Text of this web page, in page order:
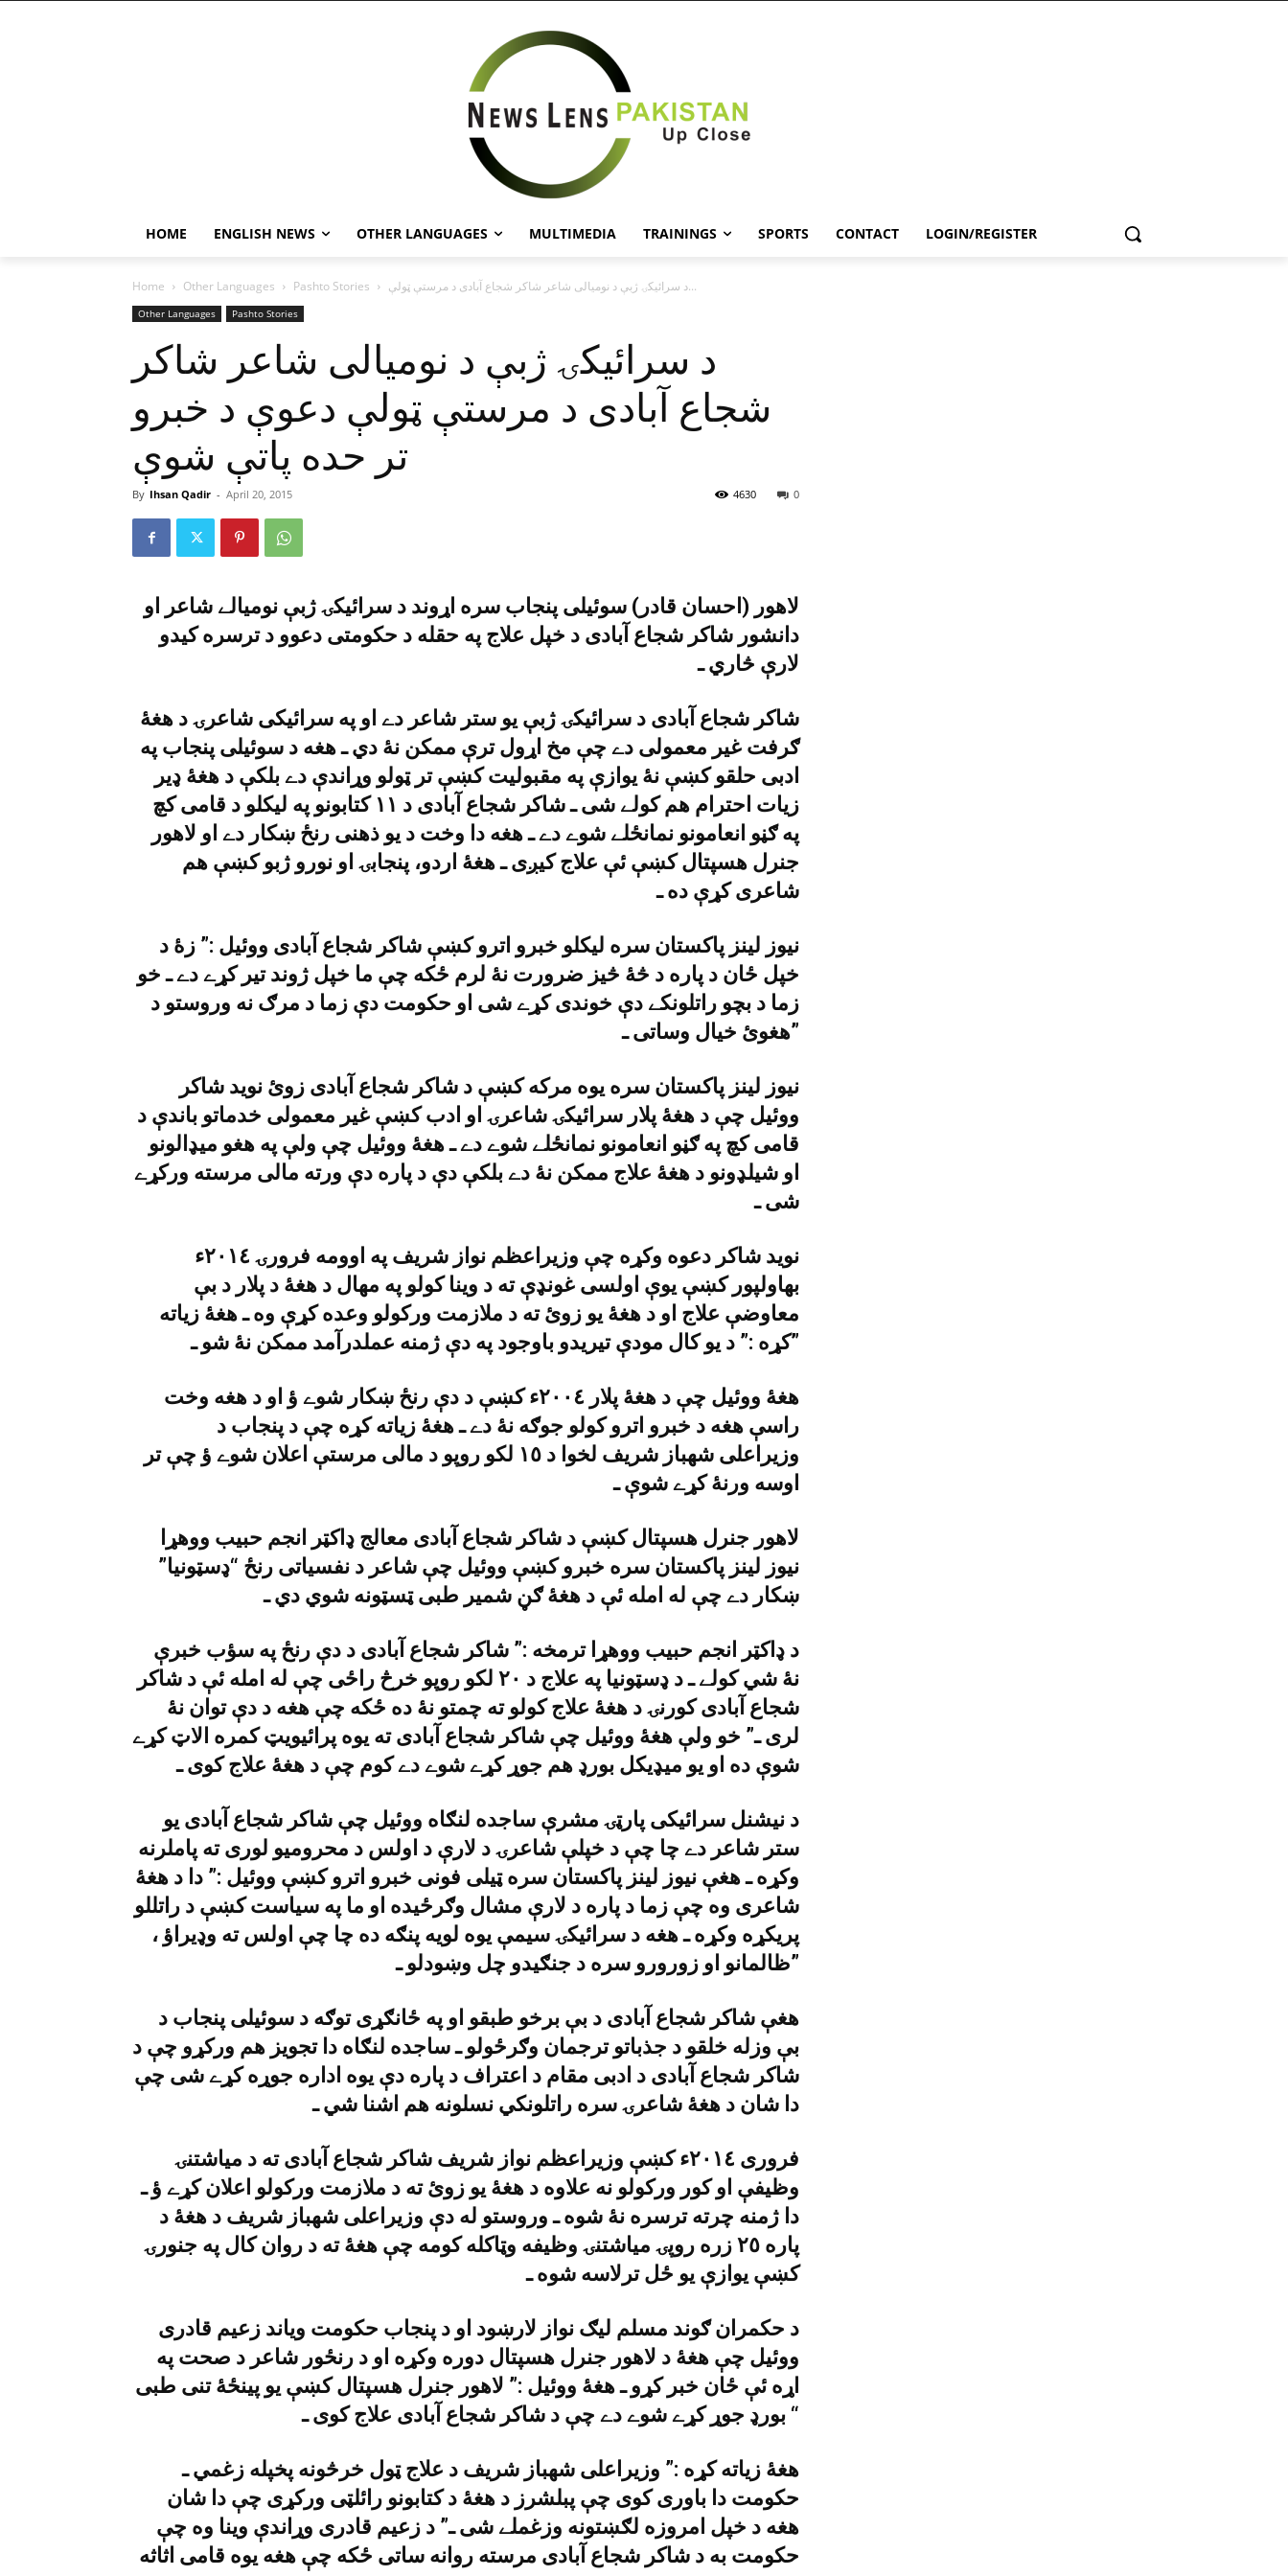
HOME ENGLISH NEWS OTHER LANGUAGES MULTIMEDIA TRAININGS SPORTS CONTACT LOGIN/REGISTER
Home Other Languages Pashto Stories د سرائيکۍ ژبې د نوميالى شاعر شاکر شجاع آبادى د مرستې ټولې...
Other Languages Pashto Stories
د سرائيکۍ ژبې د نوميالى شاعر شاکر
شجاع آبادى د مرستې ټولې دعوې د خبرو
تر حده پاتې شوې
By Ihsan Qadir - April 20, 2015 0
4630
لاهور (احسان قادر) سوئيلى پنجاب سره اړوند د سرائيکۍ ژبې نوميالے شاعر او
دانشور شاکر شجاع آبادى د خپل علاج په حقله د حکومتى دعوو د ترسره کيدو
لارې څاري ـ
شاکر شجاع آبادى د سرائيکۍ ژبې يو ستر شاعر دے او په سرائيکى شاعرۍ د هغۀ
ګرفت غير معمولى دے چې مخ اړول ترې ممکن نۀ دي ـ هغه د سوئيلى پنجاب په
ادبى حلقو کښې نۀ يوازې په مقبوليت کښې تر ټولو وړاندې دے بلکې د هغۀ ډير
زيات احترام هم کولے شى ـ شاکر شجاع آبادى د ١١ کتابونو په ليکلو د قامى کچ
په ګڼو انعامونو نمانځلے شوے دے ـ هغه دا وخت د يو ذهنى رنځ ښکار دے او لاهور
جنرل هسپتال کښې ئې علاج کيږى ـ هغۀ اردو، پنجابۍ او نورو ژبو کښې هم
شاعرى کړې ده ـ
نيوز لينز پاکستان سره ليکلو خبرو اترو کښې شاکر شجاع آبادى ووئيل :” زۀ د
خپل ځان د پاره د څۀ څيز ضرورت نۀ لرم ځکه چې ما خپل ژوند تير کړے دے ـ خو
زما د بچو راتلونکے دې خوندى کړے شى او حکومت دې زما د مرګ نه وروستو د
هغوئ خيال وساتى ـ”
نيوز لينز پاکستان سره يوه مرکه کښې د شاکر شجاع آبادى زوئ نويد شاکر
ووئيل چې د هغۀ پلار سرائيکۍ شاعرۍ او ادب کښې غير معمولى خدماتو باندې د
قامى کچ په ګڼو انعامونو نمانځلے شوے دے ـ هغۀ ووئيل چې ولې په هغو ميډالونو
او شيلډونو د هغۀ علاج ممکن نۀ دے بلکې دې د پاره دې ورته مالى مرسته ورکړے
شى ـ
نويد شاکر دعوه وکړه چې وزيراعظم نواز شريف په اوومه فرورۍ ٢٠١٤ء
بهاولپور کښې يوې اولسى غونډې ته د وينا کولو په مهال د هغۀ د پلار د بې
معاوضې علاج او د هغۀ يو زوئ ته د ملازمت ورکولو وعده کړې وه ـ هغۀ زياته
کړه :” د يو کال مودې تيريدو باوجود په دې ژمنه عملدرآمد ممکن نۀ شو ـ”
هغۀ ووئيل چې د هغۀ پلار ٢٠٠٤ء کښې د دې رنځ ښکار شوے ؤ او د هغه وخت
راسې هغه د خبرو اترو کولو جوګه نۀ دے ـ هغۀ زياته کړه چې د پنجاب د
وزيراعلى شهباز شريف لخوا د ١٥ لکو روپو د مالى مرستې اعلان شوے ؤ چې تر
اوسه ورنۀ کړے شوې ـ
لاهور جنرل هسپتال کښې د شاکر شجاع آبادى معالج ډاکټر انجم حبيب ووهړا
نيوز لينز پاکستان سره خبرو کښې ووئيل چې شاعر د نفسياتى رنځ “ډسټونيا”
ښکار دے چې له امله ئې د هغۀ ګڼ شمير طبى ټسټونه شوي دي ـ
د ډاکټر انجم حبيب ووهړا ترمخه :” شاکر شجاع آبادى د دې رنځ په سؤب خبرې
نۀ شي کولے ـ د ډسټونيا په علاج د ٢٠ لکو روپو خرڅ راځى چې له امله ئې د شاکر
شجاع آبادى کورنۍ د هغۀ علاج کولو ته چمتو نۀ ده ځکه چې هغه د دې توان نۀ
لرى ـ” خو ولې هغۀ ووئيل چې شاکر شجاع آبادى ته يوه پرائيويټ کمره الاټ کړے
شوې ده او يو ميډيکل بورډ هم جوړ کړے شوے دے کوم چې د هغۀ علاج کوى ـ
د نيشنل سرائيکى پارټۍ مشرې ساجده لنګاه ووئيل چې شاکر شجاع آبادى يو
ستر شاعر دے چا چې د خپلې شاعرۍ د لارې د اولس د محروميو لورى ته پاملرنه
وکړه ـ هغې نيوز لينز پاکستان سره ټيلى فونى خبرو اترو کښې ووئيل :” دا د هغۀ
شاعرى وه چې زما د پاره د لارې مشال وګرځيده او ما په سياست کښې د راتللو
پريکړه وکړه ـ هغه د سرائيکۍ سيمې يوه لويه پنګه ده چا چې اولس ته وډيراؤ ،
ظالمانو او زورورو سره د جنګيدو چل وښودلو ـ”
هغې شاکر شجاع آبادى د بې برخو طبقو او په ځانګړى توګه د سوئيلى پنجاب د
بې وزله خلقو د جذباتو ترجمان وګرځولو ـ ساجده لنګاه دا تجويز هم ورکړو چې د
شاکر شجاع آبادى د ادبى مقام د اعتراف د پاره دې يوه اداره جوړه کړے شى چې
دا شان د هغۀ شاعرۍ سره راتلونکي نسلونه هم اشنا شي ـ
فرورى ٢٠١٤ء کښې وزيراعظم نواز شريف شاکر شجاع آبادى ته د مياشتنۍ
وظيفې او کور ورکولو نه علاوه د هغۀ يو زوئ ته د ملازمت ورکولو اعلان کړے ؤ ـ
دا ژمنه چرته ترسره نۀ شوه ـ وروستو له دې وزيراعلى شهباز شريف د هغۀ د
پاره ٢٥ زره روپۍ مياشتنۍ وظيفه وټاکله کومه چې هغۀ ته د روان کال په جنورۍ
کښې يوازې يو ځل ترلاسه شوه ـ
د حکمران ګوند مسلم ليګ نواز لارښود او د پنجاب حکومت وياند زعيم قادرى
ووئيل چې هغۀ د لاهور جنرل هسپتال دوره وکړه او د رنځور شاعر د صحت په
اړه ئې ځان خبر کړو ـ هغۀ ووئيل :” لاهور جنرل هسپتال کښې يو پينځۀ تنى طبى
بورډ جوړ کړے شوے دے چې د شاکر شجاع آبادى علاج کوى ـ “
هغۀ زياته کړه :” وزيراعلى شهباز شريف د علاج ټول خرڅونه پخپله زغمي ـ
حکومت دا باورى کوى چې پبلشرز د هغۀ د کتابونو رائلټى ورکړى چې دا شان
هغه د خپل امروزه لګښتونه وزغملے شى ـ” د زعيم قادرى وړاندې وينا وه چې
حکومت به د شاکر شجاع آبادى مرسته روانه ساتى ځکه چې هغه يوه قامى اثاثه